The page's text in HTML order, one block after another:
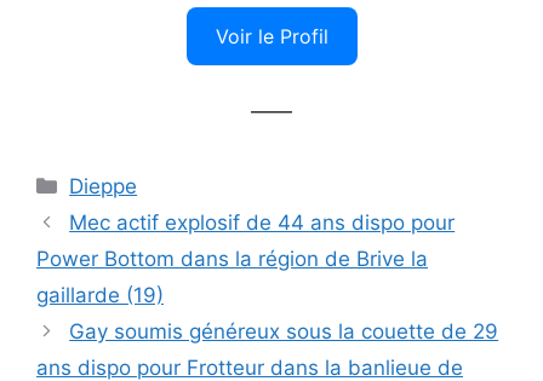
Voir le Profil
——
Catégories
Dieppe
Mec actif explosif de 44 ans dispo pour
Power Bottom dans la région de Brive la
gaillarde (19)
Gay soumis généreux sous la couette de 29
ans dispo pour Frotteur dans la banlieue de